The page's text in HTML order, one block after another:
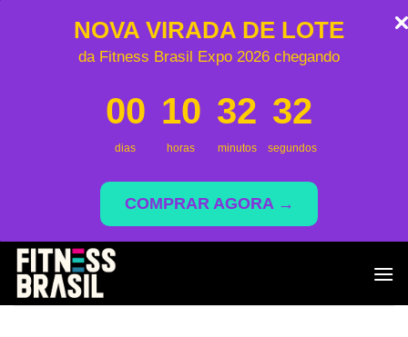
NOVA VIRADA DE LOTE
da Fitness Brasil Expo 2026 chegando
00
dias
10
horas
32
minutos
32
segundos
COMPRAR AGORA →
Saltar
contenido